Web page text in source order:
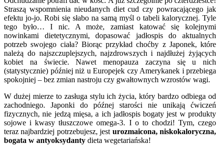
Straszą wspomnienia nieudanych diet cud czy powracającego jak
efektu jo-jo. Robi się słabo na samą myśl o tabeli kalorycznej. Tyle
tego było… I nic. A może, zamiast katować się kolejnymi
nowinkami dietetycznymi, dopasować jadłospis do aktualnych
potrzeb swojego ciała? Biorąc przykład choćby z Japonek, które
należą do najszczuplejszych, najzdrowszych i najdłużej żyjących
kobiet na świecie. Nawet menopauza zaczyna się u nich
(statystycznie) później niż u Europejek czy Amerykanek i przebiega
spokojniej – bez zmian nastroju czy gwałtownych wzrostów wagi.
W dużej mierze to zasługa stylu ich życia, który bardzo odbiega od
zachodniego. Japonki do późnej starości nie unikają ćwiczeń
fizycznych, nie jedzą mięsa, a ich jadłospis bogaty jest w produkty
sojowe i kwasy tłuszczowe omega-3. I o to chodzi! Tym, czego
teraz najbardziej potrzebujesz, jest urozmaicona, niskokaloryczna,
bogata w antyoksydanty dieta wegetariańska!